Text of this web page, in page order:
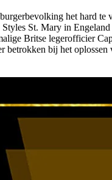
het hard te
St. Mary in
Britse legerofficier
bij het